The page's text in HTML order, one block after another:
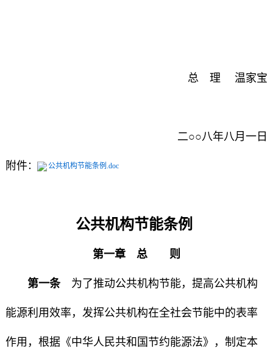
总 理 温家宝
二○○八年八月一日
附件： 公共机构节能条例.doc
公共机构节能条例
第一章 总 则
第一条为了推动公共机构节能，提高公共机构
能源利用效率，发挥公共机构在全社会节能中的表率
作用，根据《中华人民共和国节约能源法》，制定本